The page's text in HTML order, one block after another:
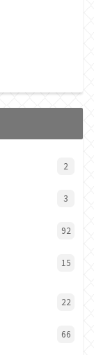
2
3
92
15
22
66